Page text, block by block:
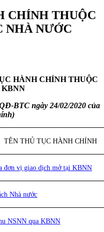
CHÍNH THUỘC
NHÀ NƯỚC
HÀNH CHÍNH THUỘC
BTC ngày 24/02/2020 của
TÊN THỦ TỤC HÀNH CHÍNH
đơn vị giao dịch mở tại KBNN
Nhà nước
NSNN qua KBNN